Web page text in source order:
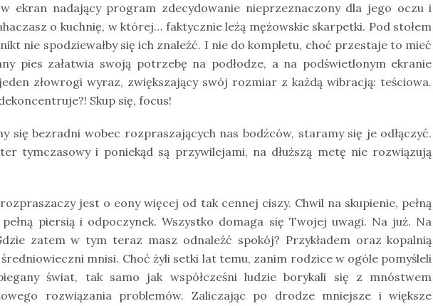
ekran nadający program zdecydowanie nieprzeznaczony dla jego oczu i
o kuchnię, w której… faktycznie leżą mężowskie skarpetki. Pod stołem
nie spodziewałby się ich znaleźć. I nie do kompletu, choć przestaje to mieć
pies załatwia swoją potrzebę na podłodze, a na podświetlonym ekranie
złowrogi wyraz, zwiększający swój rozmiar z każdą wibracją: teściowa.
Skup się, focus!
się bezradni wobec rozpraszających nas bodźców, staramy się je odłączyć.
tymczasowy i poniekąd są przywilejami, na dłuższą metę nie rozwiązują
jest o eony więcej od tak cennej ciszy. Chwil na skupienie, pełną
piersią i odpoczynek. Wszystko domaga się Twojej uwagi. Na już. Na
zatem w tym teraz masz odnaleźć spokój? Przykładem oraz kopalnią
mnisi. Choć żyli setki lat temu, zanim rodzice w ogóle pomyśleli
świat, tak samo jak współcześni ludzie borykali się z mnóstwem
rozwiązania problemów. Zaliczając po drodze mniejsze i większe